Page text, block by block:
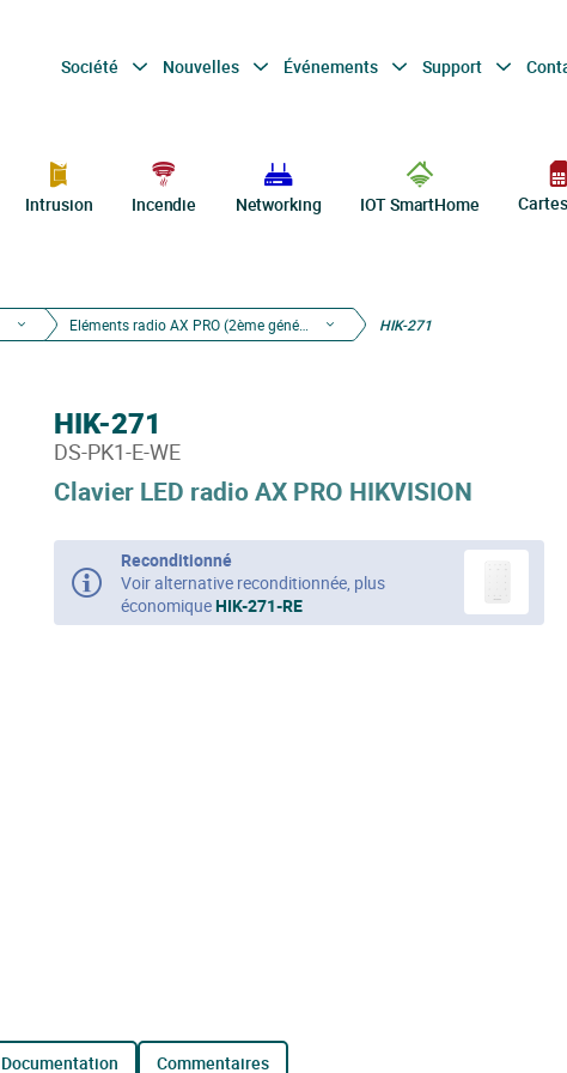
Société Nouvelles Événements Support
Intrusion Incendie Networking IOT SmartHome
HIK-271
Clavier LED radio AX PRO HIKVISION
HIK-271
DS-PK1-E-WE
Reconditionné
Voir alternative reconditionnée, plus
économiqueHIK-271-RE
documentation commentaires